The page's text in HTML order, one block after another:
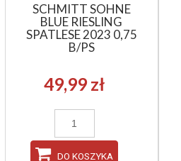
SCHMITT SOHNE
BLUE RIESLING
SPATLESE 2023 0,75
B/PS
49,99 zł
DO KOSZYKA